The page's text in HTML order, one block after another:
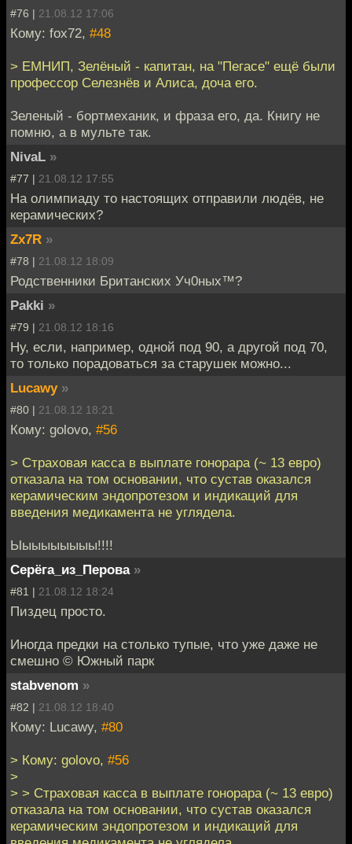
#76 | 21.08.12 17:06
Кому: fox72, #48
> ЕМНИП, Зелёный - капитан, на "Пегасе" ещё были
профессор Селезнёв и Алиса, доча его.
Зеленый - бортмеханик, и фраза его, да. Книгу не
помню, а в мульте так.
NivaL »
#77 | 21.08.12 17:55
На олимпиаду то настоящих отправили людёв, не
керамических?
Zx7R »
#78 | 21.08.12 18:09
Родственники Британских Уч0ных™?
Pakki »
#79 | 21.08.12 18:16
Ну, если, например, одной под 90, а другой под 70,
то только порадоваться за старушек можно...
Lucawy »
#80 | 21.08.12 18:21
Кому: golovo, #56
> Страховая касса в выплате гонорара (~ 13 евро)
отказала на том основании, что сустав оказался
керамическим эндопротезом и индикаций для
введения медикамента не углядела.
Ыыыыыыыыы!!!!
Серёга_из_Перова »
#81 | 21.08.12 18:24
Пиздец просто.
Иногда предки на столько тупые, что уже даже не
смешно © Южный парк
stabvenom »
#82 | 21.08.12 18:40
Кому: Lucawy, #80
> Кому: golovo, #56
>
> > Страховая касса в выплате гонорара (~ 13 евро)
отказала на том основании, что сустав оказался
керамическим эндопротезом и индикаций для